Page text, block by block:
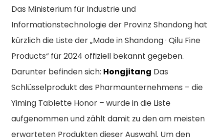
Das Ministerium für Industrie und
Informationstechnologie der Provinz Shandong hat
kürzlich die Liste der „Made in Shandong · Qilu Fine
Products“ für 2024 offiziell bekannt gegeben.
Darunter befinden sich: Hongjitang Das
Schlüsselprodukt des Pharmaunternehmens – die
Yiming Tablette Honor – wurde in die Liste
aufgenommen und zählt damit zu den am meisten
erwarteten Produkten dieser Auswahl. Um den